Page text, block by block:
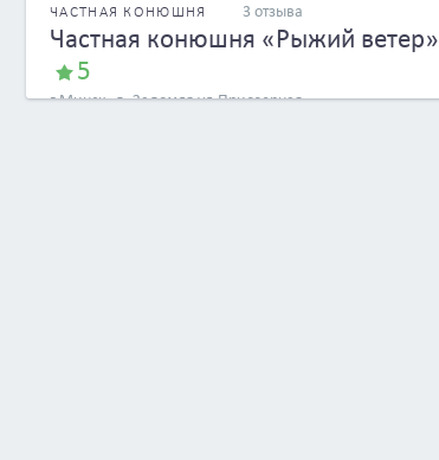
ЧАСТНАЯ КОНЮШНЯ 3 отзыва
Частная конюшня «Рыжий ветер»
5
г.Минск, д. Задомля ул.Приозерная